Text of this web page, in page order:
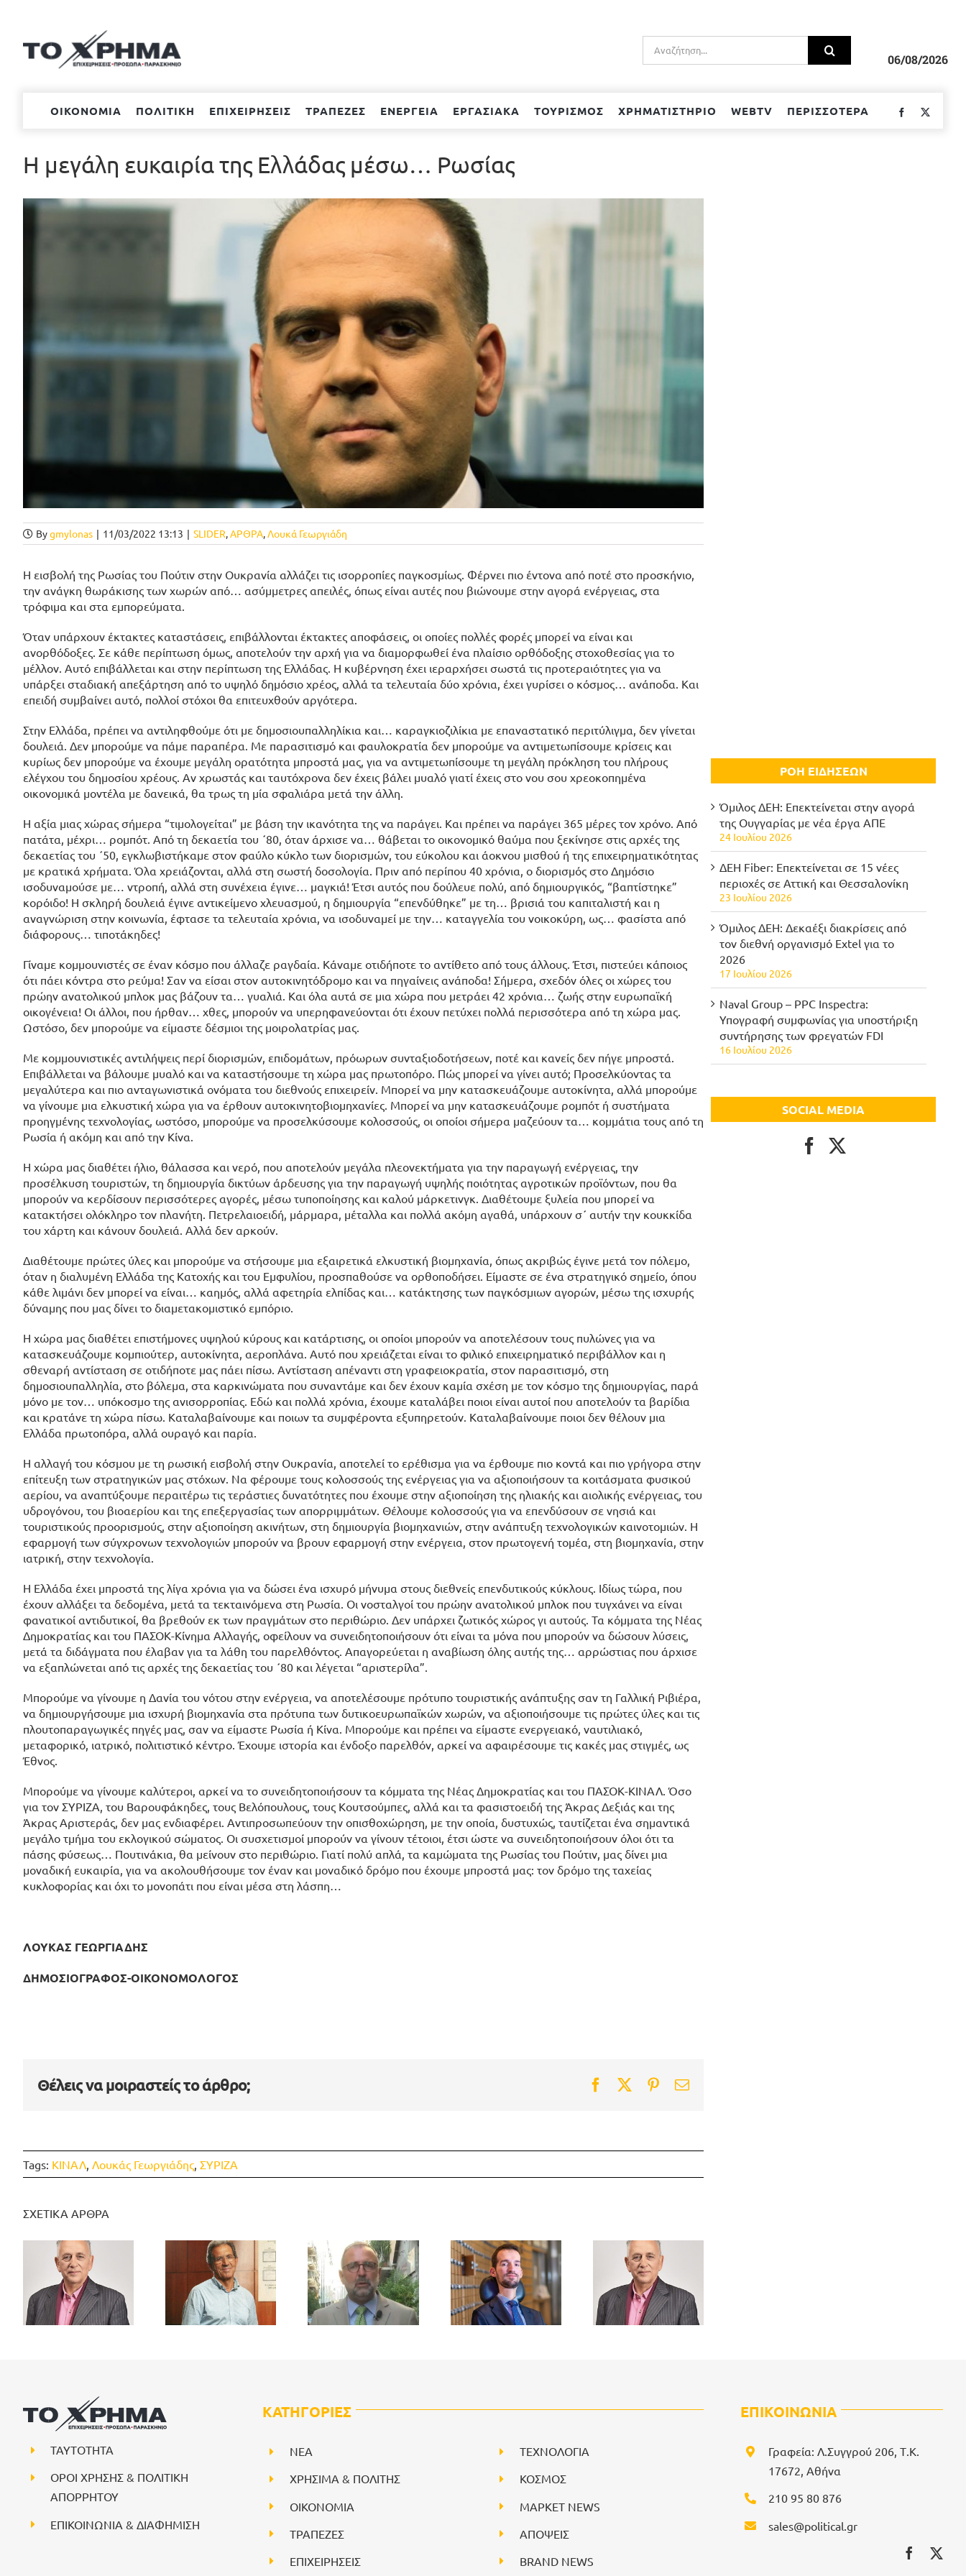
περιεχόμενο
Αναζήτηση
για:
06/08/2026
ΟΙΚΟΝΟΜΙΑ ΠΟΛΙΤΙΚΗ ΕΠΙΧΕΙΡΗΣΕΙΣ ΤΡΑΠΕΖΕΣ ΕΝΕΡΓΕΙΑ ΕΡΓΑΣΙΑΚΑ ΤΟΥΡΙΣΜΟΣ ΧΡΗΜΑΤΙΣΤΗΡΙΟ WEBTV ΠΕΡΙΣΣΟΤΕΡΑ Facebook
Η μεγάλη ευκαιρία της Ελλάδας μέσω… Ρωσίας
Προβολή
Bygmylonas | 11/03/2022 13:13 | SLIDER,ΑΡΘΡΑ,Λουκά Γεωργιάδη
Η εισβολή της Ρωσίας του Πούτιν στην Ουκρανία αλλάζει τις ισορροπίες παγκοσμίως. Φέρνει πιο έντονα από ποτέ στο προσκήνιο,
την ανάγκη θωράκισης των χωρών από… ασύμμετρες απειλές, όπως είναι αυτές που βιώνουμε στην αγορά ενέργειας, στα
τρόφιμα και στα εμπορεύματα.
Όταν υπάρχουν έκτακτες καταστάσεις, επιβάλλονται έκτακτες αποφάσεις, οι οποίες πολλές φορές μπορεί να είναι και
ανορθόδοξες. Σε κάθε περίπτωση όμως, αποτελούν την αρχή για να διαμορφωθεί ένα πλαίσιο ορθόδοξης στοχοθεσίας για το
μέλλον. Αυτό επιβάλλεται και στην περίπτωση της Ελλάδας. Η κυβέρνηση έχει ιεραρχήσει σωστά τις προτεραιότητες για να
υπάρξει σταδιακή απεξάρτηση από το υψηλό δημόσιο χρέος, αλλά τα τελευταία δύο χρόνια, έχει γυρίσει ο κόσμος… ανάποδα. Και
επειδή συμβαίνει αυτό, πολλοί στόχοι θα επιτευχθούν αργότερα.
Στην Ελλάδα, πρέπει να αντιληφθούμε ότι με δημοσιουπαλληλίκια και… καραγκιοζιλίκια με επαναστατικό περιτύλιγμα, δεν γίνεται
δουλειά. Δεν μπορούμε να πάμε παραπέρα. Με παρασιτισμό και φαυλοκρατία δεν μπορούμε να αντιμετωπίσουμε κρίσεις και
κυρίως δεν μπορούμε να έχουμε μεγάλη ορατότητα μπροστά μας, για να αντιμετωπίσουμε τη μεγάλη πρόκληση του πλήρους
ελέγχου του δημοσίου χρέους. Αν χρωστάς και ταυτόχρονα δεν έχεις βάλει μυαλό γιατί έχεις στο νου σου χρεοκοπημένα
οικονομικά μοντέλα με δανεικά, θα τρως τη μία σφαλιάρα μετά την άλλη.
Η αξία μιας χώρας σήμερα “τιμολογείται” με βάση την ικανότητα της να παράγει. Και πρέπει να παράγει 365 μέρες τον χρόνο. Από
πατάτα, μέχρι… ρομπότ. Από τη δεκαετία του ΄80, όταν άρχισε να… θάβεται το οικονομικό θαύμα που ξεκίνησε στις αρχές της
δεκαετίας του ΄50, εγκλωβιστήκαμε στον φαύλο κύκλο των διορισμών, του εύκολου και άοκνου μισθού ή της επιχειρηματικότητας
με κρατικά χρήματα. Όλα χρειάζονται, αλλά στη σωστή δοσολογία. Πριν από περίπου 40 χρόνια, ο διορισμός στο Δημόσιο
ισοδυναμούσε με… ντροπή, αλλά στη συνέχεια έγινε… μαγκιά! Έτσι αυτός που δούλευε πολύ, από δημιουργικός, “βαπτίστηκε”
κορόιδο! Η σκληρή δουλειά έγινε αντικείμενο χλευασμού, η δημιουργία “επενδύθηκε” με τη… βρισιά του καπιταλιστή και η
αναγνώριση στην κοινωνία, έφτασε τα τελευταία χρόνια, να ισοδυναμεί με την… καταγγελία του νοικοκύρη, ως… φασίστα από
διάφορους… τιποτάκηδες!
Γίναμε κομμουνιστές σε έναν κόσμο που άλλαζε ραγδαία. Κάναμε οτιδήποτε το αντίθετο από τους άλλους. Έτσι, πιστεύει κάποιος
ότι πάει κόντρα στο ρεύμα! Σαν να είσαι στον αυτοκινητόδρομο και να πηγαίνεις ανάποδα! Σήμερα, σχεδόν όλες οι χώρες του
πρώην ανατολικού μπλοκ μας βάζουν τα… γυαλιά. Και όλα αυτά σε μια χώρα που μετράει 42 χρόνια… ζωής στην ευρωπαϊκή
οικογένεια! Οι άλλοι, που ήρθαν… χθες, μπορούν να υπερηφανεύονται ότι έχουν πετύχει πολλά περισσότερα από τη χώρα μας.
Ωστόσο, δεν μπορούμε να είμαστε δέσμιοι της μοιρολατρίας μας.
Με κομμουνιστικές αντιλήψεις περί διορισμών, επιδομάτων, πρόωρων συνταξιοδοτήσεων, ποτέ και κανείς δεν πήγε μπροστά.
Επιβάλλεται να βάλουμε μυαλό και να καταστήσουμε τη χώρα μας πρωτοπόρο. Πώς μπορεί να γίνει αυτό; Προσελκύοντας τα
μεγαλύτερα και πιο ανταγωνιστικά ονόματα του διεθνούς επιχειρείν. Μπορεί να μην κατασκευάζουμε αυτοκίνητα, αλλά μπορούμε
να γίνουμε μια ελκυστική χώρα για να έρθουν αυτοκινητοβιομηχανίες. Μπορεί να μην κατασκευάζουμε ρομπότ ή συστήματα
προηγμένης τεχνολογίας, ωστόσο, μπορούμε να προσελκύσουμε κολοσσούς, οι οποίοι σήμερα μαζεύουν τα… κομμάτια τους από τη
Ρωσία ή ακόμη και από την Κίνα.
Η χώρα μας διαθέτει ήλιο, θάλασσα και νερό, που αποτελούν μεγάλα πλεονεκτήματα για την παραγωγή ενέργειας, την
προσέλκυση τουριστών, τη δημιουργία δικτύων άρδευσης για την παραγωγή υψηλής ποιότητας αγροτικών προϊόντων, που θα
μπορούν να κερδίσουν περισσότερες αγορές, μέσω τυποποίησης και καλού μάρκετινγκ. Διαθέτουμε ξυλεία που μπορεί να
κατακτήσει ολόκληρο τον πλανήτη. Πετρελαιοειδή, μάρμαρα, μέταλλα και πολλά ακόμη αγαθά, υπάρχουν σ΄ αυτήν την κουκκίδα
του χάρτη και κάνουν δουλειά. Αλλά δεν αρκούν.
Διαθέτουμε πρώτες ύλες και μπορούμε να στήσουμε μια εξαιρετικά ελκυστική βιομηχανία, όπως ακριβώς έγινε μετά τον πόλεμο,
όταν η διαλυμένη Ελλάδα της Κατοχής και του Εμφυλίου, προσπαθούσε να ορθοποδήσει. Είμαστε σε ένα στρατηγικό σημείο, όπου
κάθε λιμάνι δεν μπορεί να είναι… καημός, αλλά αφετηρία ελπίδας και… κατάκτησης των παγκόσμιων αγορών, μέσω της ισχυρής
δύναμης που μας δίνει το διαμετακομιστικό εμπόριο.
Η χώρα μας διαθέτει επιστήμονες υψηλού κύρους και κατάρτισης, οι οποίοι μπορούν να αποτελέσουν τους πυλώνες για να
κατασκευάζουμε κομπιούτερ, αυτοκίνητα, αεροπλάνα. Αυτό που χρειάζεται είναι το φιλικό επιχειρηματικό περιβάλλον και η
σθεναρή αντίσταση σε οτιδήποτε μας πάει πίσω. Αντίσταση απέναντι στη γραφειοκρατία, στον παρασιτισμό, στη
δημοσιουπαλληλία, στο βόλεμα, στα καρκινώματα που συναντάμε και δεν έχουν καμία σχέση με τον κόσμο της δημιουργίας, παρά
μόνο με τον… υπόκοσμο της ανισορροπίας. Εδώ και πολλά χρόνια, έχουμε καταλάβει ποιοι είναι αυτοί που αποτελούν τα βαρίδια
και κρατάνε τη χώρα πίσω. Καταλαβαίνουμε και ποιων τα συμφέροντα εξυπηρετούν. Καταλαβαίνουμε ποιοι δεν θέλουν μια
Ελλάδα πρωτοπόρα, αλλά ουραγό και παρία.
Η αλλαγή του κόσμου με τη ρωσική εισβολή στην Ουκρανία, αποτελεί το ερέθισμα για να έρθουμε πιο κοντά και πιο γρήγορα στην
επίτευξη των στρατηγικών μας στόχων. Να φέρουμε τους κολοσσούς της ενέργειας για να αξιοποιήσουν τα κοιτάσματα φυσικού
αερίου, να αναπτύξουμε περαιτέρω τις τεράστιες δυνατότητες που έχουμε στην αξιοποίηση της ηλιακής και αιολικής ενέργειας, του
υδρογόνου, του βιοαερίου και της επεξεργασίας των απορριμμάτων. Θέλουμε κολοσσούς για να επενδύσουν σε νησιά και
τουριστικούς προορισμούς, στην αξιοποίηση ακινήτων, στη δημιουργία βιομηχανιών, στην ανάπτυξη τεχνολογικών καινοτομιών. Η
εφαρμογή των σύγχρονων τεχνολογιών μπορούν να βρουν εφαρμογή στην ενέργεια, στον πρωτογενή τομέα, στη βιομηχανία, στην
ιατρική, στην τεχνολογία.
Η Ελλάδα έχει μπροστά της λίγα χρόνια για να δώσει ένα ισχυρό μήνυμα στους διεθνείς επενδυτικούς κύκλους. Ιδίως τώρα, που
έχουν αλλάξει τα δεδομένα, μετά τα τεκταινόμενα στη Ρωσία. Οι νοσταλγοί του πρώην ανατολικού μπλοκ που τυγχάνει να είναι
φανατικοί αντιδυτικοί, θα βρεθούν εκ των πραγμάτων στο περιθώριο. Δεν υπάρχει ζωτικός χώρος γι αυτούς. Τα κόμματα της Νέας
Δημοκρατίας και του ΠΑΣΟΚ-Κίνημα Αλλαγής, οφείλουν να συνειδητοποιήσουν ότι είναι τα μόνα που μπορούν να δώσουν λύσεις,
μετά τα διδάγματα που έλαβαν για τα λάθη του παρελθόντος. Απαγορεύεται η αναβίωση όλης αυτής της… αρρώστιας που άρχισε
να εξαπλώνεται από τις αρχές της δεκαετίας του ΄80 και λέγεται “αριστερίλα”.
Μπορούμε να γίνουμε η Δανία του νότου στην ενέργεια, να αποτελέσουμε πρότυπο τουριστικής ανάπτυξης σαν τη Γαλλική Ριβιέρα,
να δημιουργήσουμε μια ισχυρή βιομηχανία στα πρότυπα των δυτικοευρωπαϊκών χωρών, να αξιοποιήσουμε τις πρώτες ύλες και τις
πλουτοπαραγωγικές πηγές μας, σαν να είμαστε Ρωσία ή Κίνα. Μπορούμε και πρέπει να είμαστε ενεργειακό, ναυτιλιακό,
μεταφορικό, ιατρικό, πολιτιστικό κέντρο. Έχουμε ιστορία και ένδοξο παρελθόν, αρκεί να αφαιρέσουμε τις κακές μας στιγμές, ως
Έθνος.
Μπορούμε να γίνουμε καλύτεροι, αρκεί να το συνειδητοποιήσουν τα κόμματα της Νέας Δημοκρατίας και του ΠΑΣΟΚ-ΚΙΝΑΛ. Όσο
για τον ΣΥΡΙΖΑ, του Βαρουφάκηδες, τους Βελόπουλους, τους Κουτσούμπες, αλλά και τα φασιστοειδή της Άκρας Δεξιάς και της
Άκρας Αριστεράς, δεν μας ενδιαφέρει. Αντιπροσωπεύουν την οπισθοχώρηση, με την οποία, δυστυχώς, ταυτίζεται ένα σημαντικά
μεγάλο τμήμα του εκλογικού σώματος. Οι συσχετισμοί μπορούν να γίνουν τέτοιοι, έτσι ώστε να συνειδητοποιήσουν όλοι ότι τα
πάσης φύσεως… Πουτινάκια, θα μείνουν στο περιθώριο. Γιατί πολύ απλά, τα καμώματα της Ρωσίας του Πούτιν, μας δίνει μια
μοναδική ευκαιρία, για να ακολουθήσουμε τον έναν και μοναδικό δρόμο που έχουμε μπροστά μας: τον δρόμο της ταχείας
κυκλοφορίας και όχι το μονοπάτι που είναι μέσα στη λάσπη…
ΛΟΥΚΑΣ ΓΕΩΡΓΙΑΔΗΣ
ΔΗΜΟΣΙΟΓΡΑΦΟΣ-ΟΙΚΟΝΟΜΟΛΟΓΟΣ
Θέλεις να μοιραστείς το άρθρο; Facebook
TwitterPinterest
Email
Tags: ΚΙΝΑΛ, Λουκάς Γεωργιάδης, ΣΥΡΙΖΑ
ΣΧΕΤΙΚΑ ΑΡΘΡΑ
ΡΟΗ ΕΙΔΗΣΕΩΝ
Όμιλος ΔΕΗ: Επεκτείνεται στην αγορά
της Ουγγαρίας με νέα έργα ΑΠΕ
24 Ιουλίου 2026
ΔΕΗ Fiber: Επεκτείνεται σε 15 νέες
περιοχές σε Αττική και Θεσσαλονίκη
23 Ιουλίου 2026
Όμιλος ΔΕΗ: Δεκαέξι διακρίσεις από
τον διεθνή οργανισμό Extel για το
2026
17 Ιουλίου 2026
Naval Group – PPC Inspectra:
Υπογραφή συμφωνίας για υποστήριξη
συντήρησης των φρεγατών FDI
16 Ιουλίου 2026
SOCIAL MEDIA
ΤΑΥΤΟΤΗΤΑ
ΟΡΟΙ ΧΡΗΣΗΣ & ΠΟΛΙΤΙΚΗ
ΑΠΟΡΡΗΤΟΥ
ΕΠΙΚΟΙΝΩΝΙΑ & ΔΙΑΦΗΜΙΣΗ
ΚΑΤΗΓΟΡΙΕΣ
NEA
ΧΡΗΣΙΜΑ & ΠΟΛΙΤΗΣ
ΟΙΚΟΝΟΜΙΑ
ΤΡΑΠΕΖΕΣ
ΕΠΙΧΕΙΡΗΣΕΙΣ
ΤΕΧΝΟΛΟΓΙΑ
ΚΟΣΜΟΣ
ΜΑΡΚΕΤ NEWS
ΑΠΟΨΕΙΣ
BRAND NEWS
ΕΠΙΚΟΙΝΩΝΙΑ
Γραφεία: Λ.Συγγρού 206, Τ.Κ.
17672, Αθήνα
210 95 80 876
sales@political.gr